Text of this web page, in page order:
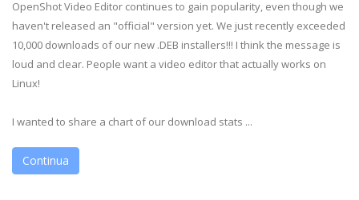
OpenShot Video Editor continues to gain popularity, even though we
haven't released an "official" version yet. We just recently exceeded
10,000 downloads of our new .DEB installers!!! I think the message is
loud and clear. People want a video editor that actually works on
Linux!
I wanted to share a chart of our download stats ...
Continua